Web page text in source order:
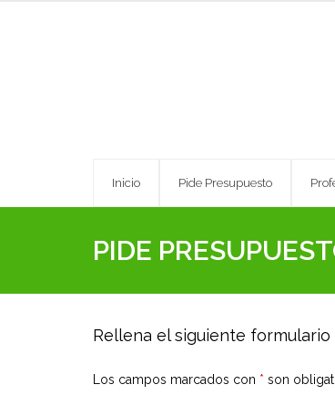
Inicio Pide Presupuesto
PIDE
Rellena el siguiente
Los campos marcados con * son